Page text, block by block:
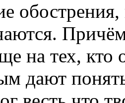
на тех, кто
дают